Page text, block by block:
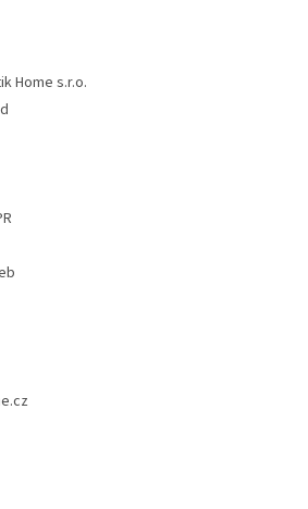
Home s.r.o.